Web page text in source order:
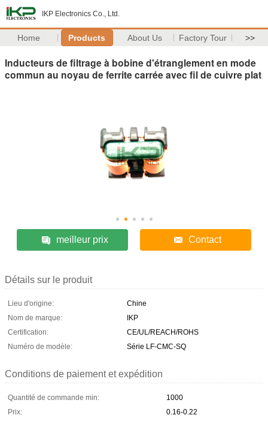
IKP Electronics Co., Ltd.
Home Products About Us Factory Tour >>
Inducteurs de filtrage à bobine d'étranglement en mode
commun au noyau de ferrite carrée avec fil de cuivre plat
meilleur prix Contact
Détails sur le produit
Lieu d'origine:
Chine
Nom de marque:
IKP
Certification:
CE/UL/REACH/ROHS
Numéro de modèle:
Série LF-CMC-SQ
Conditions de paiement et expédition
Quantité de commande min:
1000
Prix:
0.16-0.22